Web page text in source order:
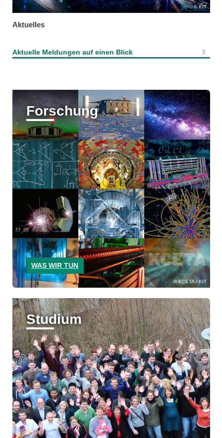
KIT
Aktuelles
Aktuelle Meldungen auf einen Blick
KCETA / KIT
Forschung
WAS WIR TUN
Studium